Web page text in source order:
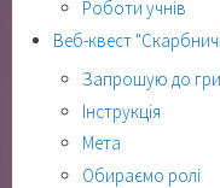
Роботи учнів
Веб-квест
Запрошую до гри
Інструкція
Мета
Обираємо ролі